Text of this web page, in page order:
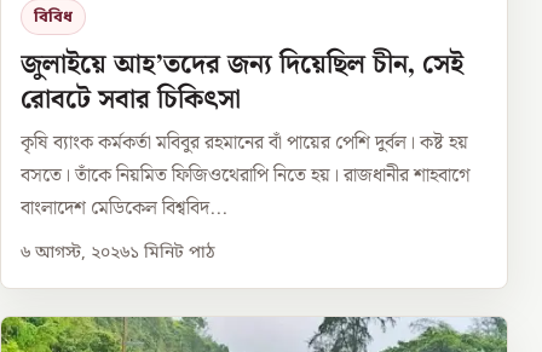
বিবিধ
জুলাইয়ে আহ’তদের জন্য দিয়েছিল চীন, সেই
রোবটে সবার চিকিৎসা
কৃষি ব্যাংক কর্মকর্তা মবিবুর রহমানের বাঁ পায়ের পেশি দুর্বল। কষ্ট হয়
বসতে। তাঁকে নিয়মিত ফিজিওথেরাপি নিতে হয়। রাজধানীর শাহবাগে
বাংলাদেশ মেডিকেল বিশ্ববিদ...
৬ আগস্ট, ২০২৬১ মিনিট পাঠ